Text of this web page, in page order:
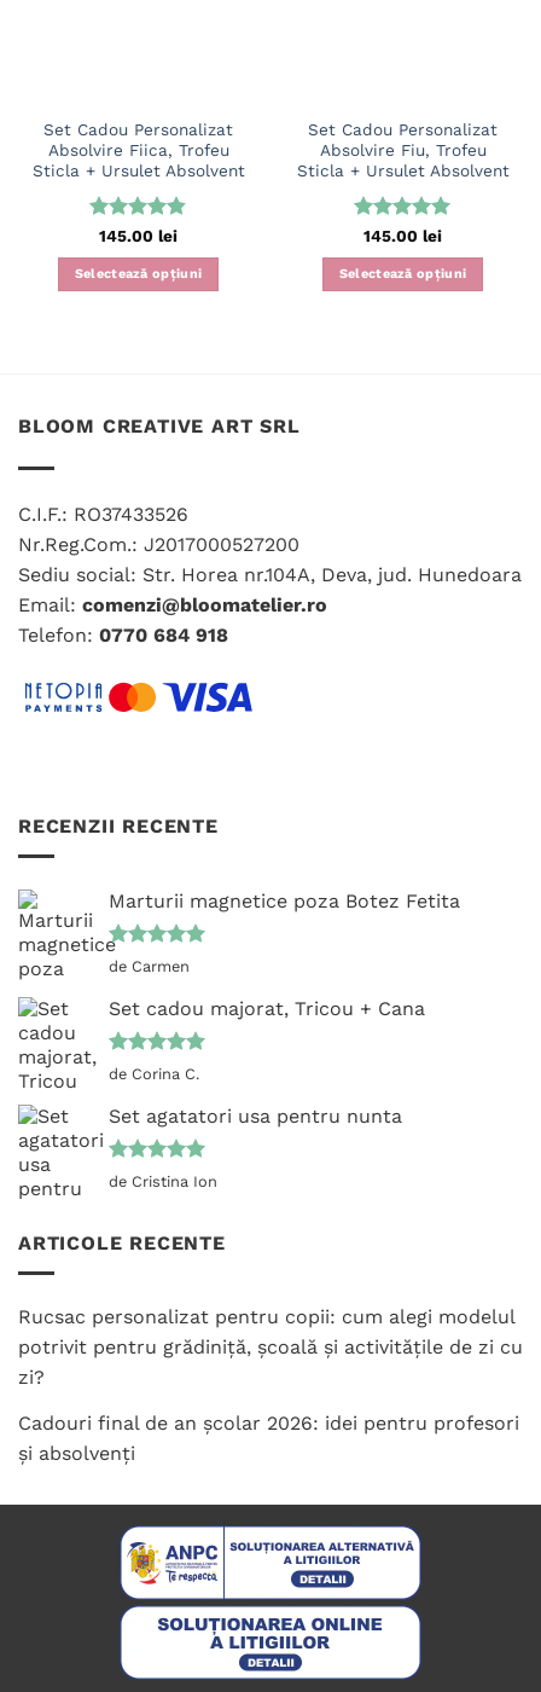
Set Cadou Personalizat
Absolvire Fiica, Trofeu
Sticla + Ursulet Absolvent
Evaluat la
4.83din 5
145.00 lei
Selectează opțiuni
Set Cadou Personalizat
Absolvire Fiu, Trofeu
Sticla + Ursulet Absolvent
Evaluat la
5din 5
145.00 lei
Selectează opțiuni
BLOOM CREATIVE ART SRL
C.I.F.: RO37433526
Nr.Reg.Com.: J2017000527200
Sediu social: Str. Horea nr.104A, Deva, jud. Hunedoara
Email: comenzi@bloomatelier.ro
Telefon: 0770 684 918
RECENZII RECENTE
Marturii magnetice poza Botez Fetita
Evaluat la
de Carmen
Set cadou majorat, Tricou + Cana
Evaluat la
de Corina C.
Set agatatori usa pentru nunta
Evaluat la
de Cristina Ion
ARTICOLE RECENTE
Rucsac personalizat pentru copii: cum alegi modelul
potrivit pentru grădiniță, școală și activitățile de zi cu
zi?
Cadouri final de an școlar 2026: idei pentru profesori
și absolvenți